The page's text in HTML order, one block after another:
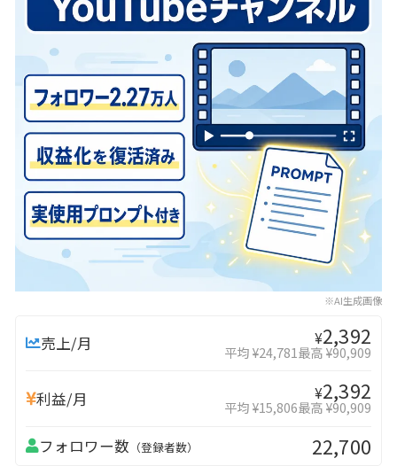
※AI生成画像
売上/月 ¥2,392
平均 ¥24,781最高 ¥90,909
利益/月 ¥2,392
平均 ¥15,806最高 ¥90,909
フォロワー数 （登録者数） 22,700